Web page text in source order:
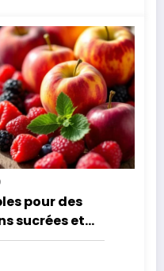
pour des
sucrées et